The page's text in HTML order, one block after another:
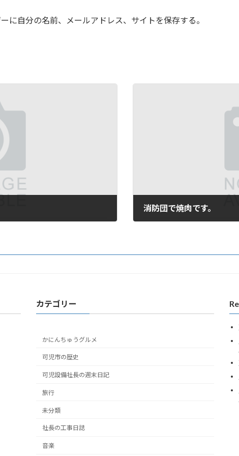
に自分の名前、メールアドレス、サイトを保存する。
消防団で焼肉です。
カテゴリー
かにんちゅうグルメ
可児市の歴史
可児設備社長の週末日記
旅行
未分類
社長の工事日誌
音楽